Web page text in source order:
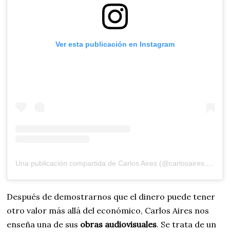
Ver esta publicación en Instagram
Una publicación compartida de Carlos Aires (@carlosaires.studio)
Después de demostrarnos que el dinero puede tener
otro valor más allá del económico, Carlos Aires nos
enseña una de sus obras audiovisuales. Se trata de un